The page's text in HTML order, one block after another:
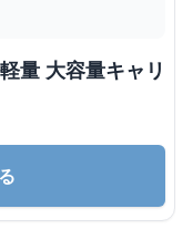
量 大容量キャリ